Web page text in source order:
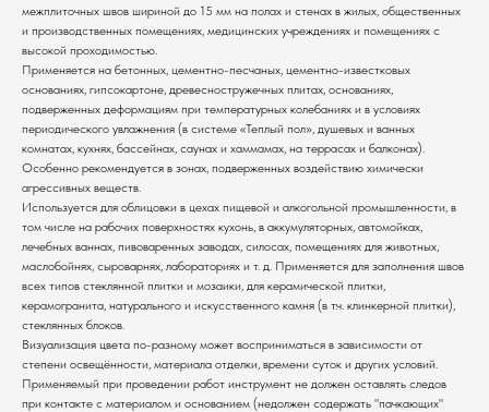
межплиточных швов шириной до 15 мм на полах и стенах в жилых, общественных
и производственных помещениях, медицинских учреждениях и помещениях с
высокой проходимостью.
Применяется на бетонных, цементно-песчаных, цементно-известковых
основаниях, гипсокартоне, древесностружечных плитах, основаниях,
подверженных деформациям при температурных колебаниях и в условиях
периодического увлажнения (в системе «Теплый пол», душевых и ванных
комнатах, кухнях, бассейнах, саунах и хаммамах, на террасах и балконах).
Особенно рекомендуется в зонах, подверженных воздействию химически
агрессивных веществ.
Используется для облицовки в цехах пищевой и алкогольной промышленности, в
том числе на рабочих поверхностях кухонь, в аккумуляторных, автомойках,
лечебных ваннах, пивоваренных заводах, силосах, помещениях для животных,
маслобойнях, сыроварнях, лабораториях и т. д. Применяется для заполнения швов
всех типов стеклянной плитки и мозаики, для керамической плитки,
керамогранита, натурального и искусственного камня (в т.ч. клинкерной плитки),
стеклянных блоков.
Визуализация цвета по-разному может восприниматься в зависимости от
степени освещённости, материала отделки, времени суток и других условий.
Применяемый при проведении работ инструмент не должен оставлять следов
при контакте с материалом и основанием (недолжен содержать "пачкающих"